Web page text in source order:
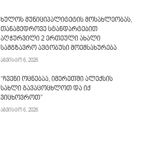
ხულოს მუნიციპალიტეტის მოსახლეობას,
თანამედროვე სტანდარტებით
აღჭურვილი 2 ერთეული ახალი
სამგზავრო ავტობუსი მოემსახურება
აგვისტო 6, 2026
“ჩვენი ოცნებაა, იმერეთში ალექსის
სახლი გავაცოცხლოთ და იქ
ვიცხოვროთ”
აგვისტო 6, 2026